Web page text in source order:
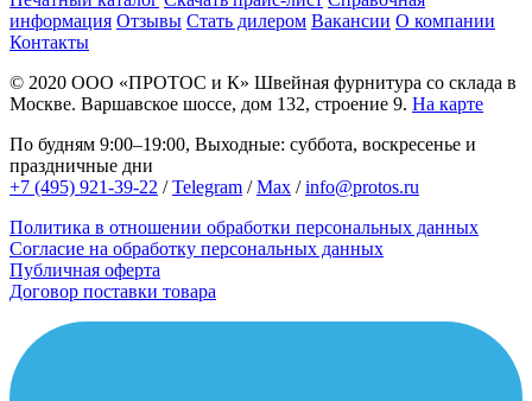
информация Отзывы Стать дилером Вакансии О компании
Контакты
© 2020 ООО «ПРОТОС и К» Швейная фурнитура со склада в
Москве. Варшавское шоссе, дом 132, строение 9. На карте
По будням 9:00–19:00, Выходные: суббота, воскресенье и
праздничные дни
+7 (495) 921-39-22 /Telegram /Max /info@protos.ru
Политика в отношении обработки персональных данных
Согласие на обработку персональных данных
Публичная оферта
Договор поставки товара